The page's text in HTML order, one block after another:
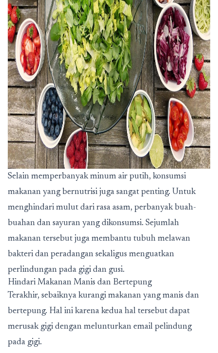
Selain memperbanyak minum air putih, konsumsi
makanan yang bernutrisi juga sangat penting. Untuk
menghindari mulut dari rasa asam, perbanyak buah-
buahan dan sayuran yang dikonsumsi. Sejumlah
makanan tersebut juga membantu tubuh melawan
bakteri dan peradangan sekaligus menguatkan
perlindungan pada gigi dan gusi.
Hindari Makanan Manis dan Bertepung
Terakhir, sebaiknya kurangi makanan yang manis dan
bertepung. Hal ini karena kedua hal tersebut dapat
merusak gigi dengan melunturkan email pelindung
pada gigi.